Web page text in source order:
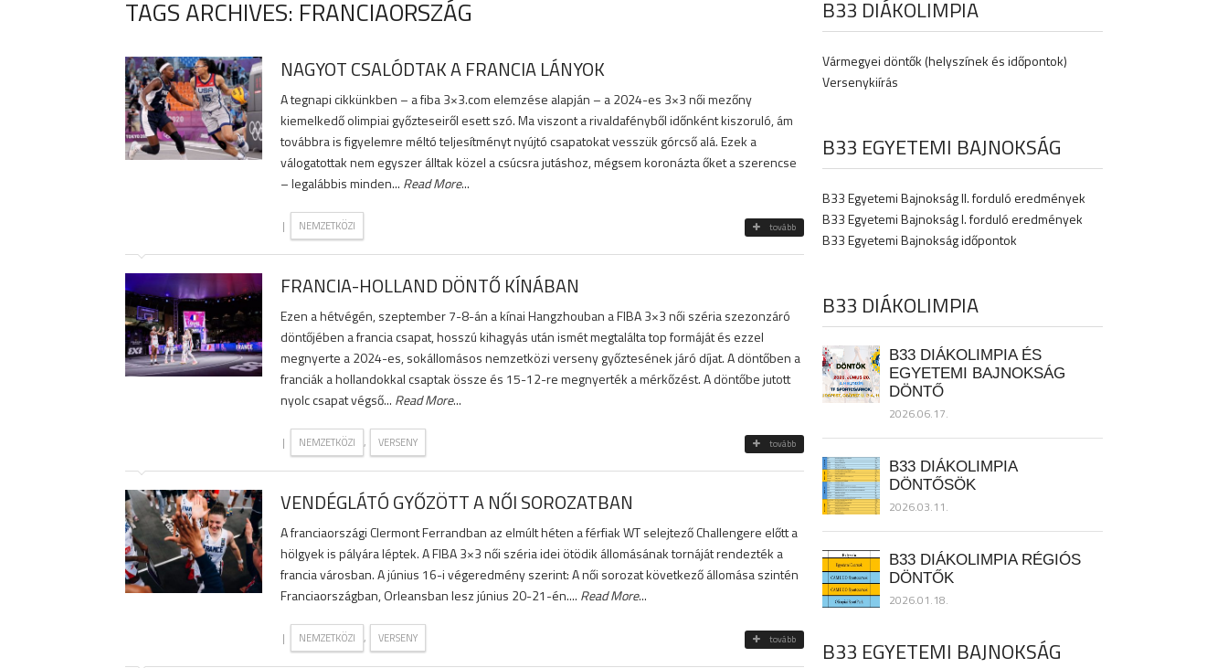
TAGS ARCHIVES: FRANCIAORSZÁG
NAGYOT CSALÓDTAK A FRANCIA LÁNYOK
A tegnapi cikkünkben – a fiba 3×3.com elemzése alapján – a 2024-es 3×3 női mezőny
kiemelkedő olimpiai győzteseiről esett szó. Ma viszont a rivaldafényből időnként kiszoruló, ám
továbbra is figyelemre méltó teljesítményt nyújtó csapatokat vesszük górcső alá. Ezek a
válogatottak nem egyszer álltak közel a csúcsra jutáshoz, mégsem koronázta őket a szerencse
– legalábbis minden... Read More...
| NEMZETKÖZI tovább
FRANCIA-HOLLAND DÖNTŐ KÍNÁBAN
Ezen a hétvégén, szeptember 7-8-án a kínai Hangzhouban a FIBA 3×3 női széria szezonzáró
döntőjében a francia csapat, hosszú kihagyás után ismét megtalálta top formáját és ezzel
megnyerte a 2024-es, sokállomásos nemzetközi verseny győztesének járó díjat. A döntőben a
franciák a hollandokkal csaptak össze és 15-12-re megnyerték a mérkőzést. A döntőbe jutott
nyolc csapat végső... Read More...
| NEMZETKÖZI , VERSENY tovább
VENDÉGLÁTÓ GYŐZÖTT A NŐI SOROZATBAN
A franciaországi Clermont Ferrandban az elmúlt héten a férfiak WT selejtező Challengere előtt a
hölgyek is pályára léptek. A FIBA 3×3 női széria idei ötödik állomásának tornáját rendezték a
francia városban. A június 16-i végeredmény szerint: A női sorozat következő állomása szintén
Franciaországban, Orleansban lesz június 20-21-én.... Read More...
| NEMZETKÖZI , VERSENY tovább
B33 DIÁKOLIMPIA
Vármegyei döntők (helyszínek és időpontok)
Versenykiírás
B33 EGYETEMI BAJNOKSÁG
B33 Egyetemi Bajnokság II. forduló eredmények
B33 Egyetemi Bajnokság I. forduló eredmények
B33 Egyetemi Bajnokság időpontok
B33 DIÁKOLIMPIA
B33 DIÁKOLIMPIA ÉS
EGYETEMI BAJNOKSÁG
DÖNTŐ
2026.06.17.
B33 DIÁKOLIMPIA
DÖNTŐSÖK
2026.03.11.
B33 DIÁKOLIMPIA RÉGIÓS
DÖNTŐK
2026.01.18.
B33 EGYETEMI BAJNOKSÁG